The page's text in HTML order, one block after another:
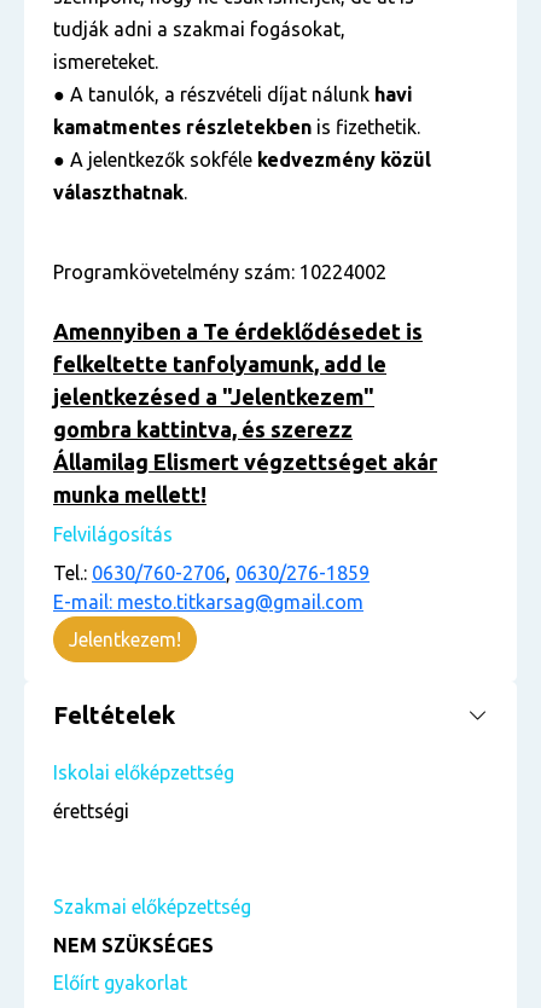
tudják adni a szakmai fogásokat,
ismereteket.
● A tanulók, a részvételi díjat nálunk havi
kamatmentes részletekben is fizethetik.
● A jelentkezők sokféle kedvezmény közül
választhatnak.
Programkövetelmény szám: 10224002
Amennyiben a Te érdeklődésedet is
felkeltette tanfolyamunk, add le
jelentkezésed a "Jelentkezem"
gombra kattintva, és szerezz
Államilag Elismert végzettséget akár
munka mellett!
Felvilágosítás
Tel.: 0630/760-2706, 0630/276-1859
E-mail: mesto.titkarsag@gmail.com
Jelentkezem!
Feltételek
Iskolai előképzettség
érettségi
Szakmai előképzettség
NEM SZÜKSÉGES
Előírt gyakorlat